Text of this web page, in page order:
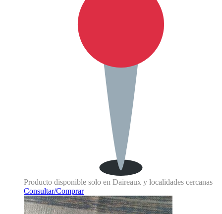
Producto disponible solo en Daireaux y localidades cercanas
Consultar/Comprar